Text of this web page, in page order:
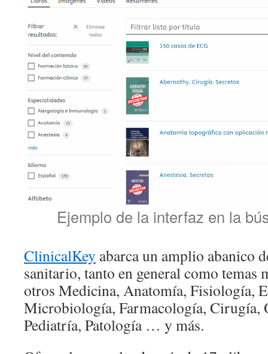
Ejemplo de la interfaz en la
ClinicalKey abarca un amplio abanico
sanitario, tanto en general como temas
otros Medicina, Anatomía, Fisiología,
Microbiología, Farmacología, Cirugía,
Pediatría, Patología … y más.